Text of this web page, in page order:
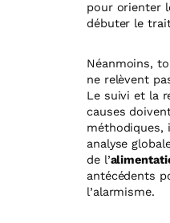
pour orienter
débuter le
Néanmoins,
ne relèvent
Le suivi et la
causes
méthodiques,
analyse
de l’
antécédents
l’alarmisme.